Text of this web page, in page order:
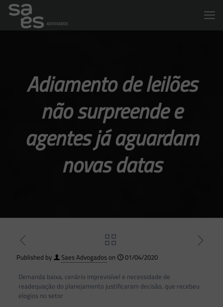
Adiamento de leilões
não surpreende e
agentes já aguardam
novas datas
Published by Saes Advogadoson
01/04/2020
Demanda baixa, cenário imprevisível e necessidade de
readequação do planejamento justificaram decisão, que recebeu
elogios no setor